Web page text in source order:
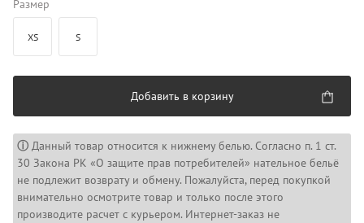
Размер
XS S
Добавить в корзину
ⓘ Данный товар относится к нижнему белью. Согласно п. 1 ст.
30 Закона РК «О защите прав потребителей» нательное бельё
не подлежит возврату и обмену. Пожалуйста, перед покупкой
внимательно осмотрите товар и только после этого
производите расчет с курьером. Интернет-заказ не